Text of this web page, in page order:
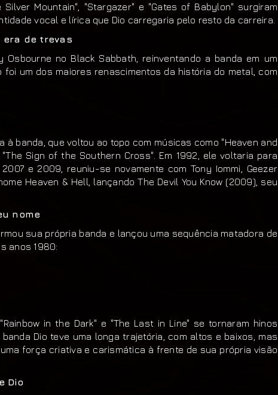
Mountain", "Stargazer" e "Gates of Babylon" surgiram
vocal e lírica que Dio carregaria pelo resto da carreira.
era de trevas
Osbourne no Black Sabbath, reinventando a banda em um
foi um dos maiores renascimentos da história do metal, com
à banda, que voltou ao topo com músicas como "Heaven and
Sign of the Southern Cross". Em 1992, ele voltaria para
e 2009, reuniu-se novamente com Tony Iommi, Geezer
Heaven & Hell, lançando The Devil You Know (2009), seu
nome
sua própria banda e lançou uma sequência matadora de
anos 1980:
in the Dark" e "The Last in Line" se tornaram hinos
Dio teve uma longa trajetória, com altos e baixos, mas
força criativa e carismática à frente de sua própria visão
Dio